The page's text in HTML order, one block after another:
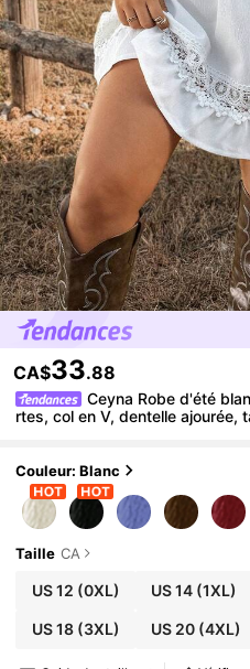
CA$33.88
Ceyna Robe d'été
rtes, col en V, dentelle ajourée,
Couleur: Blanc
Taille CA
US 12 (0XL) US 14 (1XL)
US 18(3XL) US 20 (4XL)